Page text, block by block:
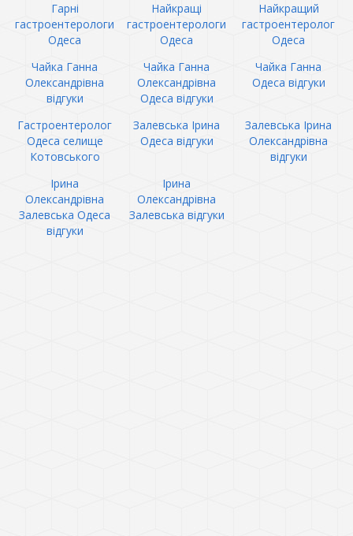
Гарні
гастроентерологи
Одеса
Найкращі
гастроентерологи
Одеса
Найкращий
гастроентеролог
Одеса
Чайка Ганна
Олександрівна
відгуки
Чайка Ганна
Олександрівна
Одеса відгуки
Чайка Ганна
Одеса відгуки
Гастроентеролог
Одеса селище
Котовського
Залевська Ірина
Одеса відгуки
Залевська Ірина
Олександрівна
відгуки
Ірина
Олександрівна
Залевська Одеса
відгуки
Ірина
Олександрівна
Залевська відгуки